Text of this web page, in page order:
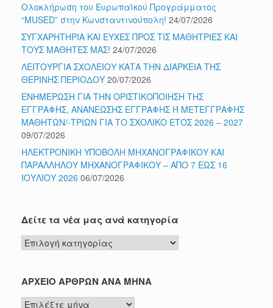
Ολοκλήρωση του Ευρωπαϊκού Προγράμματος
“MUSED” στην Κωνσταντινούπολη! 24/07/2026
ΣΥΓΧΑΡΗΤΗΡΙΑ ΚΑΙ ΕΥΧΕΣ ΠΡΟΣ ΤΙΣ ΜΑΘΗΤΡΙΕΣ ΚΑΙ
ΤΟΥΣ ΜΑΘΗΤΕΣ ΜΑΣ! 24/07/2026
ΛΕΙΤΟΥΡΓΙΑ ΣΧΟΛΕΙΟΥ ΚΑΤΑ ΤΗΝ ΔΙΑΡΚΕΙΑ ΤΗΣ
ΘΕΡΙΝΗΣ ΠΕΡΙΟΔΟΥ 20/07/2026
ΕΝΗΜΕΡΩΣΗ ΓΙΑ ΤΗΝ ΟΡΙΣΤΙΚΟΠΟΙΗΣΗ ΤΗΣ
ΕΓΓΡΑΦΗΣ, ΑΝΑΝΕΩΣΗΣ ΕΓΓΡΑΦΗΣ Ή ΜΕΤΕΓΓΡΑΦΗΣ
ΜΑΘΗΤΩΝ/-ΤΡΙΩΝ ΓΙΑ ΤΟ ΣΧΟΛΙΚΟ ΕΤΟΣ 2026 – 2027
09/07/2026
ΗΛΕΚΤΡΟΝΙΚΗ ΥΠΟΒΟΛΗ ΜΗΧΑΝΟΓΡΑΦΙΚΟΥ ΚΑΙ
ΠΑΡΑΛΛΗΛΟΥ ΜΗΧΑΝΟΓΡΑΦΙΚΟΥ – ΑΠΟ 7 ΕΩΣ 16
ΙΟΥΛΙΟΥ 2026 06/07/2026
Δείτε τα νέα μας ανά κατηγορία
Δείτε
τα
μας
κατηγορία
ΑΡΧΕΙΟ ΑΡΘΡΩΝ ΑΝΑ ΜΗΝΑ
ΑΡΧΕΙΟ